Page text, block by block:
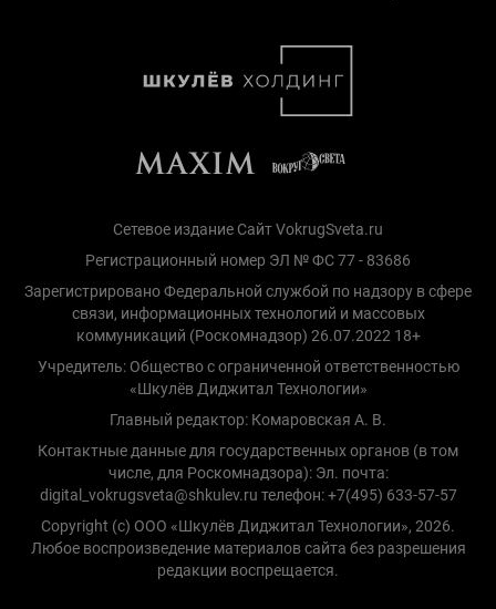
Сетевое издание Сайт VokrugSveta.ru
Регистрационный номер ЭЛ № ФС 77 - 83686
Зарегистрировано Федеральной службой по надзору в сфере
связи, информационных технологий и массовых
коммуникаций (Роскомнадзор) 26.07.2022 18+
Учредитель: Общество с ограниченной ответственностью
«Шкулёв Диджитал Технологии»
Главный редактор: Комаровская А. В.
Контактные данные для государственных органов (в том
числе, для Роскомнадзора): Эл. почта:
digital_vokrugsveta@shkulev.ru телефон: +7(495) 633-57-57
Copyright (с) ООО «Шкулёв Диджитал Технологии», 2026.
Любое воспроизведение материалов сайта без разрешения
редакции воспрещается.